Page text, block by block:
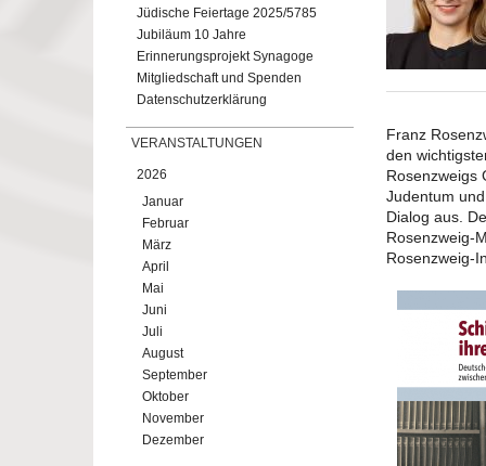
Jüdische Feiertage 2025/5785
Jubiläum 10 Jahre
Erinnerungsprojekt Synagoge
Mitgliedschaft und Spenden
Datenschutzerklärung
VERANSTALTUNGEN
2026
Januar
Februar
März
April
Mai
Juni
Juli
August
September
Oktober
November
Dezember
Franz
den
Rosenzweigs
Judentum
Dialog aus.
Rosenzweig-
Rosenzweig-